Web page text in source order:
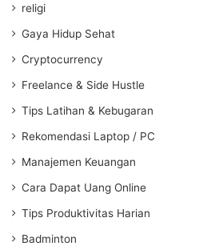
religi
Gaya Hidup Sehat
Cryptocurrency
Freelance & Side Hustle
Tips Latihan & Kebugaran
Rekomendasi Laptop / PC
Manajemen Keuangan
Cara Dapat Uang Online
Tips Produktivitas Harian
Badminton